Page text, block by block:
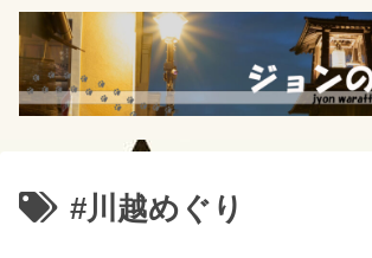
#川越めぐり